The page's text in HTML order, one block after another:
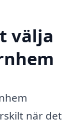
välja
när det